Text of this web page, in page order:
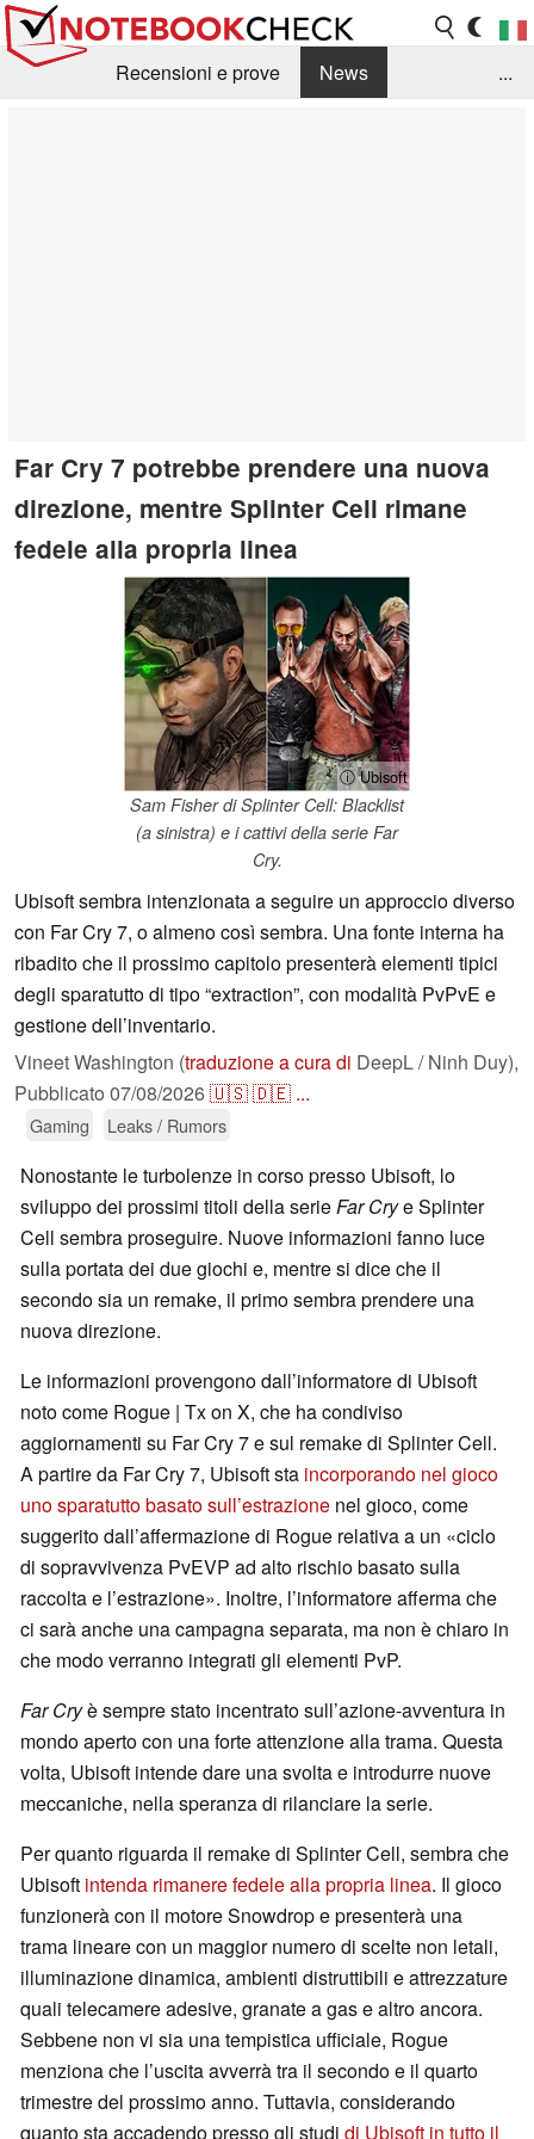
Recensioni e prove
News
...
Far Cry 7 potrebbe prendere una nuova
direzione, mentre Splinter Cell rimane
fedele alla propria linea
ⓘ Ubisoft
Sam Fisher di Splinter Cell: Blacklist
(a sinistra) e i cattivi della serie Far
Cry.
Ubisoft sembra intenzionata a seguire un approccio diverso
con Far Cry 7, o almeno così sembra. Una fonte interna ha
ribadito che il prossimo capitolo presenterà elementi tipici
degli sparatutto di tipo “extraction”, con modalità PvPvE e
gestione dell’inventario.
Vineet Washington (traduzione a cura di DeepL / Ninh Duy),
Pubblicato 07/08/2026🇺🇸🇩🇪 ...
Gaming Leaks / Rumors
Nonostante le turbolenze in corso presso Ubisoft, lo
sviluppo dei prossimi titoli della serieFar Crye Splinter
Cell sembra proseguire. Nuove informazioni fanno luce
sulla portata dei due giochi e, mentre si dice che il
secondo sia un remake, il primo sembra prendere una
nuova direzione.
Le informazioni provengono dall’informatore di Ubisoft
noto come Rogue | Tx on X, che ha condiviso
aggiornamenti su Far Cry 7 e sul remake di Splinter Cell.
A partire da Far Cry 7, Ubisoft sta incorporando nel gioco
uno sparatutto basato sull’estrazione nel gioco, come
suggerito dall’affermazione di Rogue relativa a un «ciclo
di sopravvivenza PvEVP ad alto rischio basato sulla
raccolta e l’estrazione». Inoltre, l’informatore afferma che
ci sarà anche una campagna separata, ma non è chiaro in
che modo verranno integrati gli elementi PvP.
Far Cryè sempre stato incentrato sull’azione-avventura in
mondo aperto con una forte attenzione alla trama. Questa
volta, Ubisoft intende dare una svolta e introdurre nuove
meccaniche, nella speranza di rilanciare la serie.
Per quanto riguarda il remake di Splinter Cell, sembra che
Ubisoft intenda rimanere fedele alla propria linea. Il gioco
funzionerà con il motore Snowdrop e presenterà una
trama lineare con un maggior numero di scelte non letali,
illuminazione dinamica, ambienti distruttibili e attrezzature
quali telecamere adesive, granate a gas e altro ancora.
Sebbene non vi sia una tempistica ufficiale, Rogue
menziona che l’uscita avverrà tra il secondo e il quarto
trimestre del prossimo anno. Tuttavia, considerando
quanto sta accadendo presso gli studi di Ubisoft in tutto il